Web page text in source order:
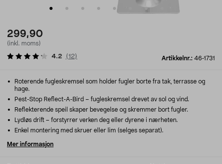
299,90
(inkl. moms)
Artikkelnr.: 46-1731
4.2 (12)
Roterende fugleskremsel som holder fugler borte fra tak, terrasse og
hage.
Pest-Stop Reflect-A-Bird – fugleskremsel drevet av sol og vind.
Reflekterende speil skaper bevegelse og skremmer bort fugler.
Lydløs drift – forstyrrer verken deg eller dyrene i nærheten.
Enkel montering med skruer eller lim (selges separat).
Mer informasjon